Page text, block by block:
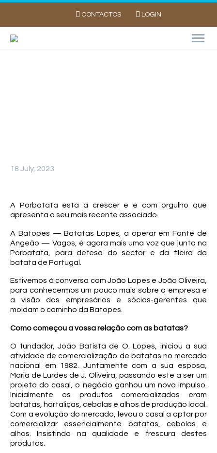
CONTACTOS LOGIN
18 July, 2023
A Porbatata está a crescer e é com orgulho que
apresenta o seu mais recente associado.
A Batopes — Batatas Lopes, a operar em Fonte de
Angeão — Vagos, é agora mais uma voz que junta na
Porbatata, para defesa do sector e da fileira da
batata de Portugal.
Estivemos à conversa com João Lopes e João Oliveira,
para conhecermos um pouco mais sobre a empresa e
a visão dos empresários e sócios-gerentes que
moldam o caminho da Batopes.
Como começou a vossa relação com as batatas?
O fundador, João Batista de O. Lopes, iniciou a sua
atividade de comercialização de batatas no mercado
nacional em 1982. Juntamente com a sua esposa,
Maria de Lurdes de J. Oliveira, passando este a ser um
projeto do casal, o negócio ganhou um novo impulso.
Inicialmente os produtos comercializados eram
batatas, hortaliças, cebolas e alhos de produção local.
Com a evolução do mercado, levou o casal a optar por
comercializar essencialmente batatas, cebolas e
alhos. Insistindo na qualidade e frescura destes
produtos.